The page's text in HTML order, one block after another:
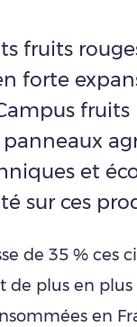
fruits
forte
fruits
et
sur ces
de 35 % ces
de plus en plus
en